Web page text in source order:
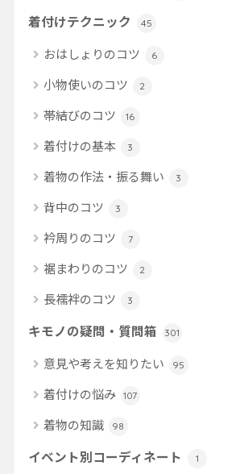
着付けテクニック 45
おはしょりのコツ 6
小物使いのコツ 2
帯結びのコツ 16
着付けの基本 3
着物の作法・振る舞い 3
背中のコツ 3
衿周りのコツ 7
裾まわりのコツ 2
長襦袢のコツ 3
キモノの疑問・質問箱 301
意見や考えを知りたい 95
着付けの悩み 107
着物の知識 98
イベント別コーディネート 1